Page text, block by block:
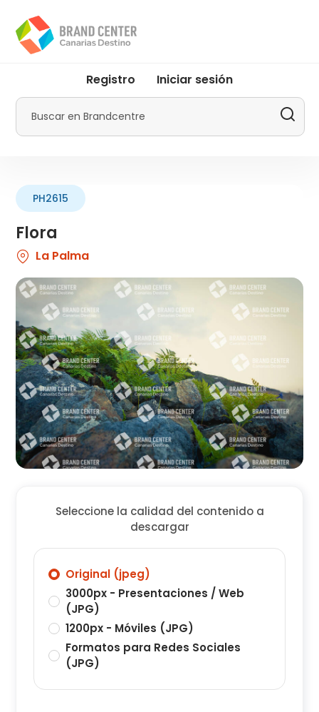
contenido
principal
menu
Promotur
Registro Iniciar sesión
Buscar
Flora
PH2615
La Palma
Seleccione la calidad del contenido a
descargar
Original (jpeg)
3000px - Presentaciones / Web
(JPG)
1200px - Móviles (JPG)
Formatos para Redes Sociales
(JPG)